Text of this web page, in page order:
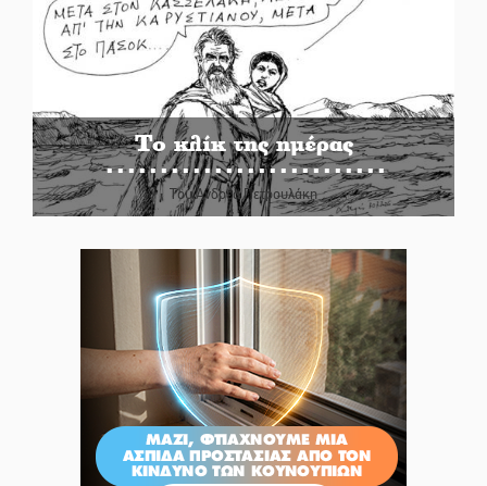
Το κλίκ της ημέρας
Του Ανδρέα Πετρουλάκη